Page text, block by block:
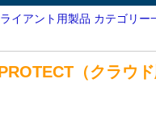
イアント用製品 カテゴリー
（クラウ